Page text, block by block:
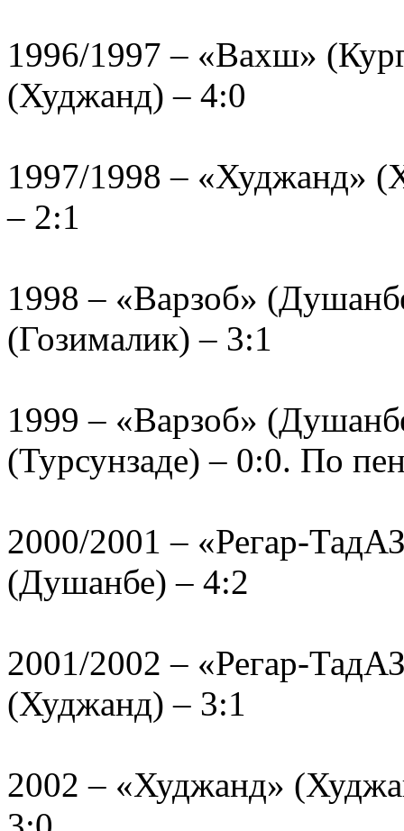
1996/1997 – «Вахш»
(Худжанд) – 4:0
1997/1998 – «Худжанд»
– 2:1
1998 – «Варзоб»
(Гозималик) – 3:1
1999 – «Варзоб»
(Турсунзаде) – 0:0. По
2000/2001 – «Регар-
(Душанбе) – 4:2
2001/2002 – «Регар-
(Худжанд) – 3:1
2002 – «Худжанд»